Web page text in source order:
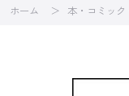
ホーム 本・コミック